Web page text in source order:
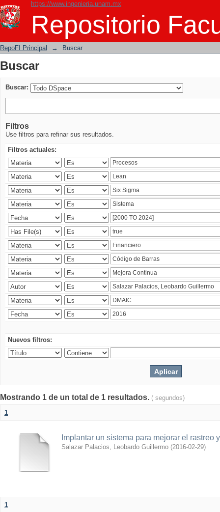
https://www.ingenieria.unam.mx
Repositorio
Buscar
RepoFI Principal → Buscar
Buscar
Buscar:
Filtros
Use filtros para refinar sus resultados.
Filtros actuales:
Nuevos filtros:
Mostrando 1 de un total de 1 resultados. ( segundos)
1
Implantar un sistema para mejorar el rastreo
Salazar Palacios, Leobardo Guillermo (2016-02-29)
1